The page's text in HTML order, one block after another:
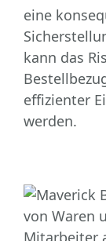
eine
kann das
effizienter
werden.